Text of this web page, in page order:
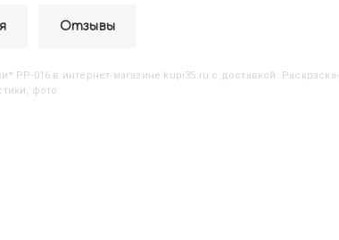
Отзывы
РР-016 в интернет-магазине kupi35.ru с доставкой.
фото